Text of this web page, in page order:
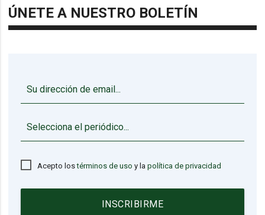
ÚNETE A NUESTRO BOLETÍN
Acepto lostérminos de uso y lapolítica de privacidad
INSCRIBIRME